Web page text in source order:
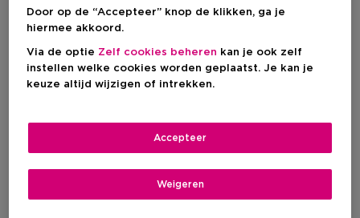
Door op de “Accepteer” knop de klikken, ga je
hiermee akkoord.
Via de optie Zelf cookies beheren kan je ook zelf
instellen welke cookies worden geplaatst. Je kan je
keuze altijd wijzigen of intrekken.
Weigeren
Accepteer